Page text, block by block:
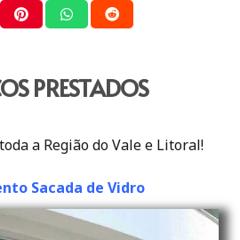
PRESTADOS
a Região do Vale e Litoral!
Sacada de Vidro